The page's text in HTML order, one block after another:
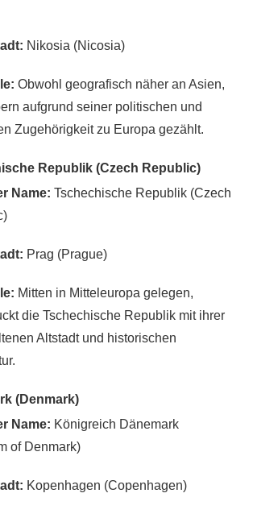
Nikosia (Nicosia)
Obwohl geografisch näher an Asien,
aufgrund seiner politischen und
Zugehörigkeit zu Europa gezählt.
Republik (Czech Republic)
Name: Tschechische Republik (Czech
Prag (Prague)
Mitten in Mitteleuropa gelegen,
die Tschechische Republik mit ihrer
Altstadt und historischen
(Denmark)
Name: Königreich Dänemark
of Denmark)
Kopenhagen (Copenhagen)